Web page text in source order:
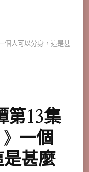
個人可以分身，這是甚
第13集
一個
是甚麼